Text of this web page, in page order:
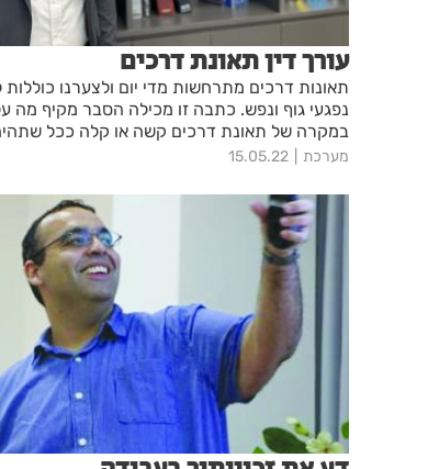
עורך דין תאונת דרכים
תאונות דרכים מתרחשות מדי יום ולצערנו
נפגעי גוף ונפש. כתבה זו מכילה הסבר מקיף מה
במקרה של תאונת דרכים קשה או קלה ככל
מערכת 15.05.22